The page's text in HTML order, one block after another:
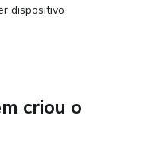
dispositivo
criou o